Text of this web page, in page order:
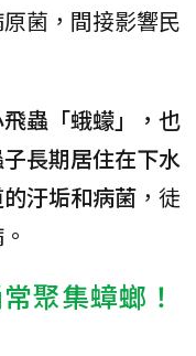
菌，間接影響民
蟲「蛾蠓」，也
長期居住在下水
汙垢和病菌 ，徒
聚集蟑螂！